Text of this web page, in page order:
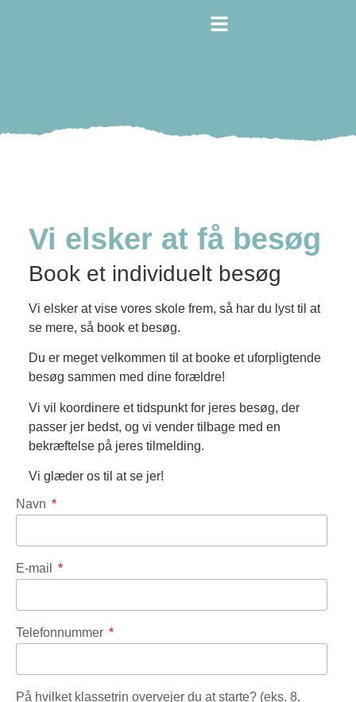
Vi elsker at få besøg
Book et individuelt besøg
Vi elsker at vise vores skole frem, så har du lyst til at
se mere, så book et besøg.
Du er meget velkommen til at booke et uforpligtende
besøg sammen med dine forældre!
Vi vil koordinere et tidspunkt for jeres besøg, der
passer jer bedst, og vi vender tilbage med en
bekræftelse på jeres tilmelding.
Vi glæder os til at se jer!
Navn
E-mail
Telefonnummer
På hvilket klassetrin overvejer du at starte? (eks. 8.